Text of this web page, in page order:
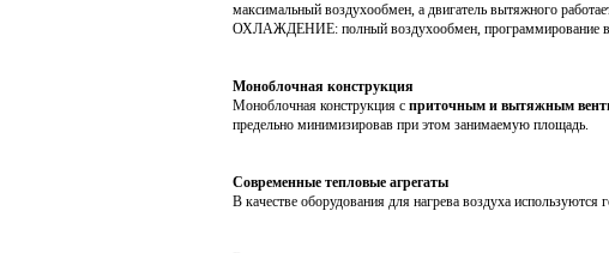
максимальный воздухообмен, а двигатель вытяжного
ОХЛАЖДЕНИЕ: полный воздухообмен, программирование
Моноблочная конструкция
Моноблочная конструкция с приточным и вытяжным
предельно минимизировав при этом занимаемую площадь.
Современные тепловые агрегаты
В качестве оборудования для нагрева воздуха используются